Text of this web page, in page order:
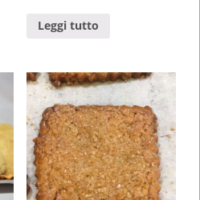
Leggi tutto